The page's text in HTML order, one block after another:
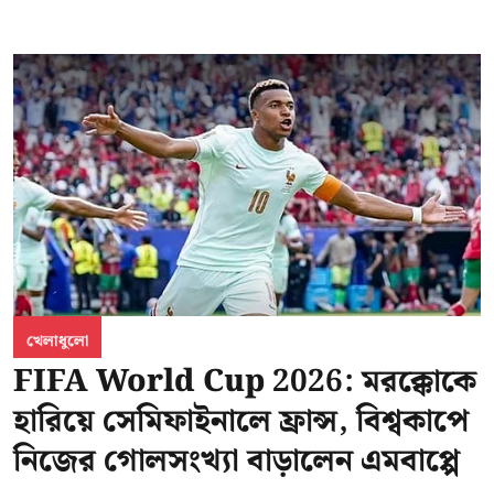
খেলাধুলো
FIFA World Cup 2026: মরক্কোকে
হারিয়ে সেমিফাইনালে ফ্রান্স, বিশ্বকাপে
নিজের গোলসংখ্যা বাড়ালেন এমবাপ্পে